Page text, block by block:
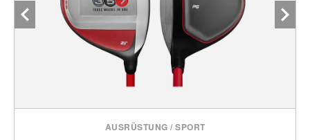
AUSRÜSTUNG /SPORT